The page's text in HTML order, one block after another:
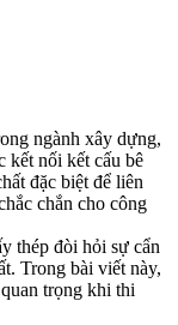
ngành xây dựng,
kết nối kết cấu bê
đặc biệt để liên
chắn cho công
thép đòi hỏi sự cẩn
Trong bài viết này,
trọng khi thi